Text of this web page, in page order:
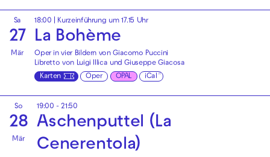
Sa
27
Mär
18:00 | Kurzeinführung um 17.15 Uhr
La Bohème
Oper in vier Bildern von Giacomo Puccini
Libretto von Luigi Illica und Giuseppe Giacosa
Karten
Oper OPAL iCal
So
28
Mär
19:00 - 21:50
Aschenputtel (La
Cenerentola)